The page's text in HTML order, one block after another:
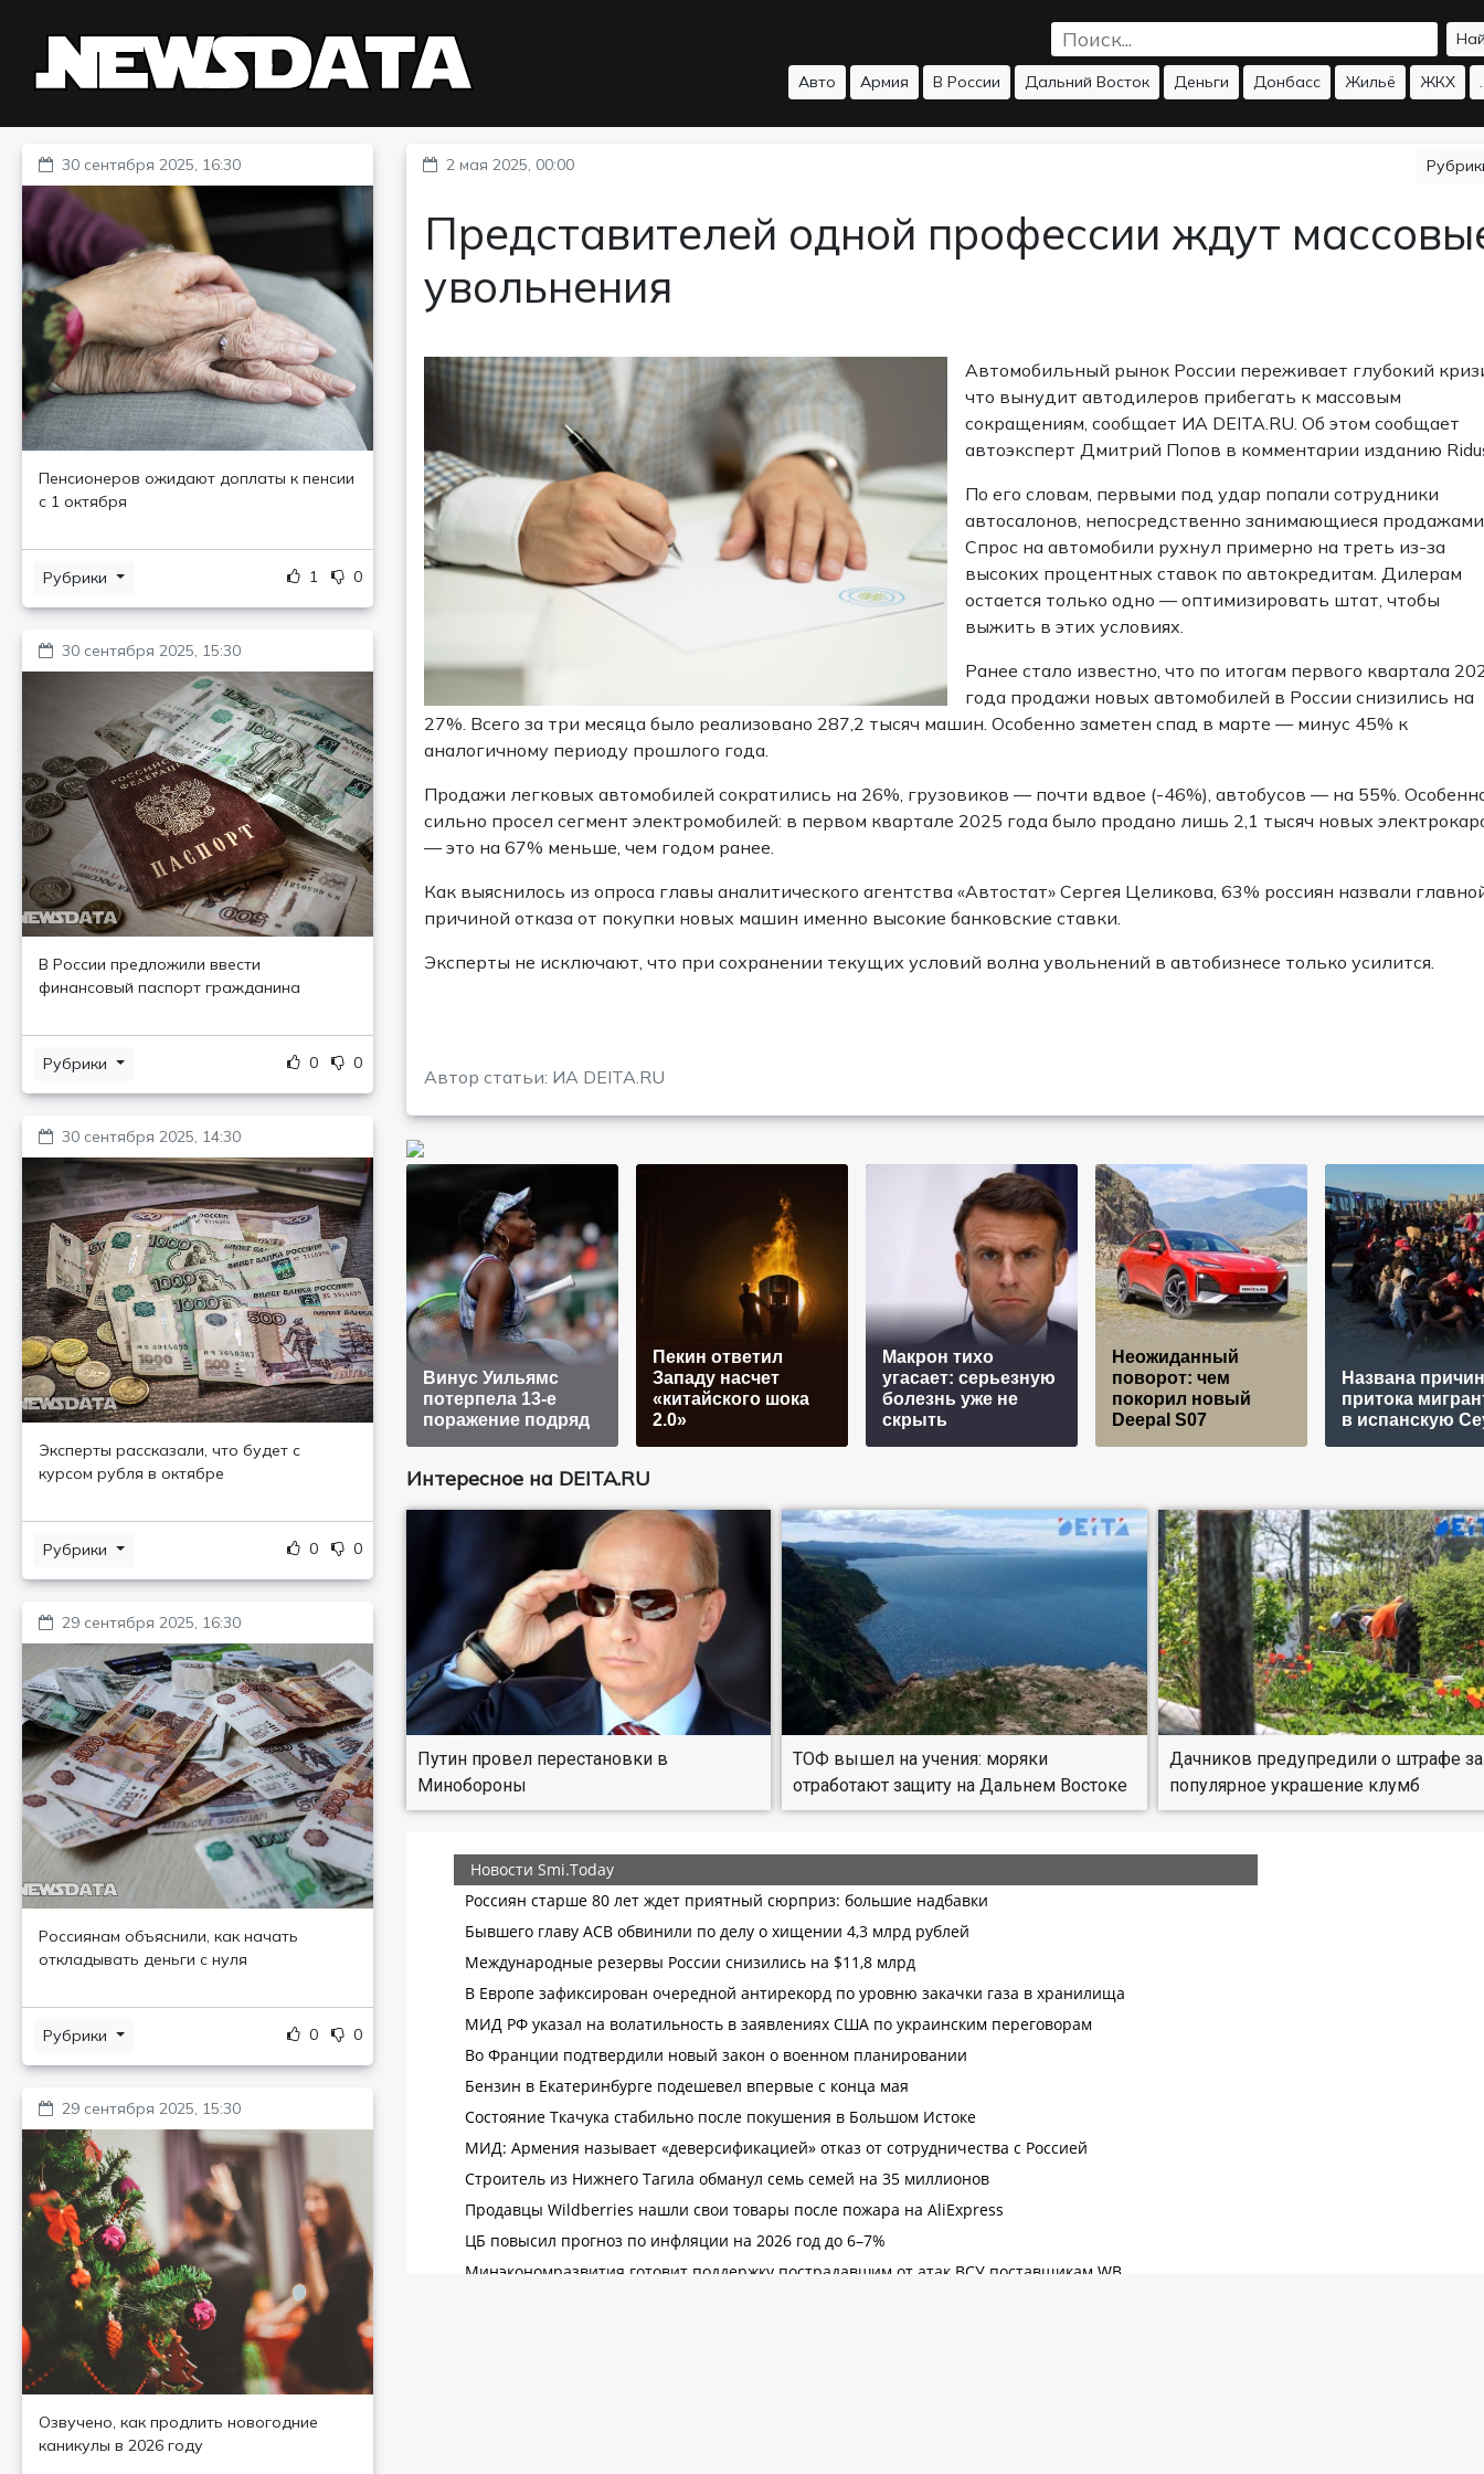
Авто Армия В России Дальний Восток Деньги Донбасс Жильё ЖКХ
30 сентября 2025, 16:30
Пенсионеров ожидают доплаты к пенсии
с 1 октября
Рубрики 1 0
30 сентября 2025, 15:30
В России предложили ввести
финансовый паспорт гражданина
Рубрики 0 0
30 сентября 2025, 14:30
Эксперты рассказали, что будет с
курсом рубля в октябре
Рубрики 0 0
29 сентября 2025, 16:30
Россиянам объяснили, как начать
откладывать деньги с нуля
Рубрики 0 0
29 сентября 2025, 15:30
Озвучено, как продлить новогодние
каникулы в 2026 году
2 мая 2025, 00:00
Представителей одной профессии ждут
увольнения
Автомобильный рынок России переживает глубокий
что вынудит автодилеров прибегать к массовым
сокращениям, сообщает ИА DEITA.RU. Об этом сообщает
автоэксперт Дмитрий Попов в комментарии изданию
По его словам, первыми под удар попали сотрудники
автосалонов, непосредственно занимающиеся
Спрос на автомобили рухнул примерно на треть из-за
высоких процентных ставок по автокредитам. Дилерам
остается только одно — оптимизировать штат, чтобы
выжить в этих условиях.
Ранее стало известно, что по итогам первого квартала
года продажи новых автомобилей в России снизились на
27%. Всего за три месяца было реализовано 287,2 тысяч машин. Особенно заметен спад в марте — минус 45% к
аналогичному периоду прошлого года.
Продажи легковых автомобилей сократились на 26%, грузовиков — почти вдвое (-46%), автобусов — на 55%.
сильно просел сегмент электромобилей: в первом квартале 2025 года было продано лишь 2,1 тысяч новых
— это на 67% меньше, чем годом ранее.
Как выяснилось из опроса главы аналитического агентства «Автостат» Сергея Целикова, 63% россиян назвали
причиной отказа от покупки новых машин именно высокие банковские ставки.
Эксперты не исключают, что при сохранении текущих условий волна увольнений в автобизнесе только усилится.
Автор статьи: ИА DEITA.RU
Винус Уильямс
потерпела 13-е
поражение подряд
Пекин ответил
Западу насчет
«китайского шока
2.0»
Макрон тихо
угасает: серьезную
болезнь уже не
скрыть
Неожиданный
поворот: чем
покорил новый
Deepal S07
Названа
притока
в испанскую
Интересное на DEITA.RU
Путин провел перестановки в
Минобороны
ТОФ вышел на учения: моряки
отработают защиту на Дальнем Востоке
Дачников предупредили о штрафе за
популярное украшение клумб